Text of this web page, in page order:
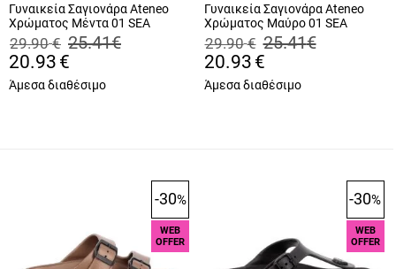
Γυναικεία Σαγιονάρα Ateneo
Χρώματος Μέντα 01 SEA
SANDALS.MI
29.90 € 25.41€
20.93 €
Άμεσα διαθέσιμο
Γυναικεία Σαγιονάρα Ateneo
Χρώματος Μαύρο 01 SEA
SANDALS.B
29.90 € 25.41€
20.93 €
Άμεσα διαθέσιμο
-30%
WEB
OFFER
-30%
WEB
OFFER